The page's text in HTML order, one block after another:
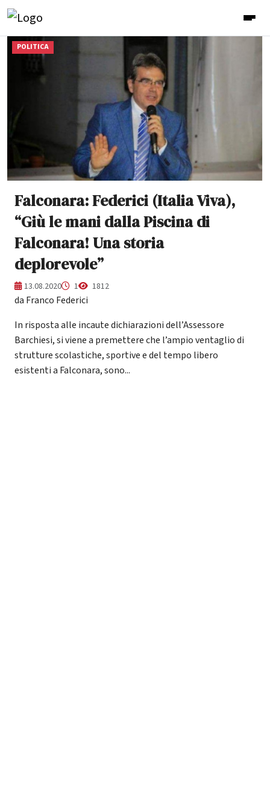
POLITICA
Falconara: Federici (Italia Viva),
“Giù le mani dalla Piscina di
Falconara! Una storia
deplorevole”
13.08.2020 1 1812
da Franco Federici
In risposta alle incaute dichiarazioni dell’Assessore
Barchiesi, si viene a premettere che l’ampio ventaglio di
strutture scolastiche, sportive e del tempo libero
esistenti a Falconara, sono...